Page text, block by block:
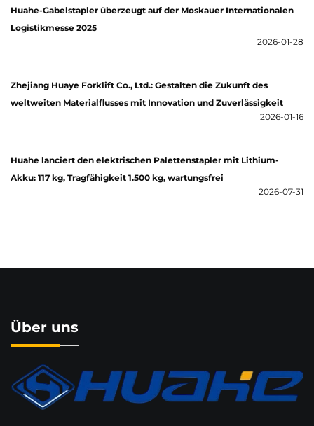
Huahe-Gabelstapler überzeugt auf der Moskauer Internationalen
Logistikmesse 2025
2026-01-28
Zhejiang Huaye Forklift Co., Ltd.: Gestalten die Zukunft des
weltweiten Materialflusses mit Innovation und Zuverlässigkeit
2026-01-16
Huahe lanciert den elektrischen Palettenstapler mit Lithium-
Akku: 117 kg, Tragfähigkeit 1.500 kg, wartungsfrei
2026-07-31
Über uns